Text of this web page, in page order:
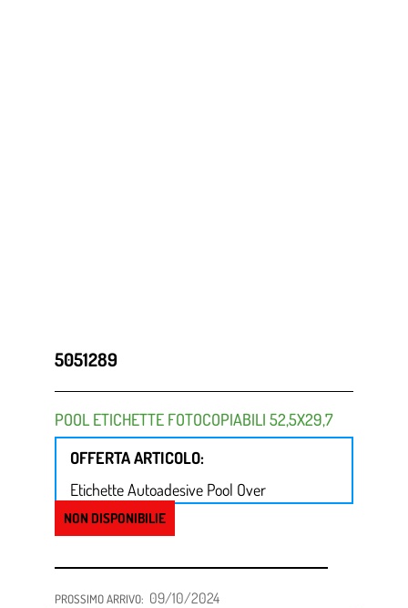
5051289
POOL ETICHETTE FOTOCOPIABILI 52,5X29,7
OFFERTA ARTICOLO:
Etichette Autoadesive Pool Over
NON DISPONIBILIE
PROSSIMO ARRIVO: 09/10/2024